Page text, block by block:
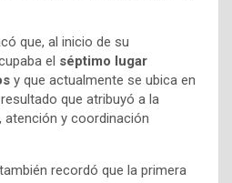
que, al inicio de su
el séptimo lugar
y que actualmente se ubica en
que atribuyó a la
atención y coordinación
recordó que la primera